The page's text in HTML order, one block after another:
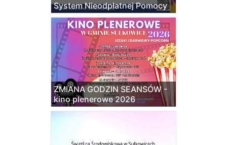
System Nieodpłatnej Pomocy
ZMIANA GODZIN SEANSÓW -
kino plenerowe 2026